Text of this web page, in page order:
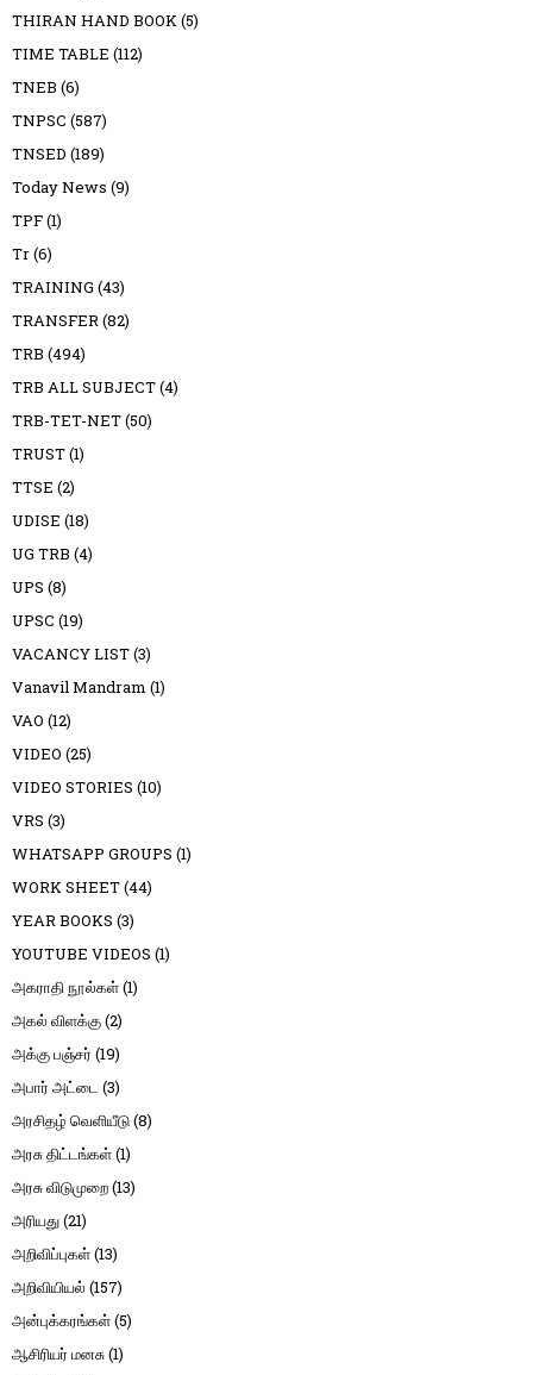
THIRAN HAND BOOK(5)
TIME TABLE (112)
TNEB (6)
TNPSC (587)
TNSED (189)
Today News (9)
TPF(1)
Tr(6)
TRAINING (43)
TRANSFER(82)
TRB (494)
TRB ALL SUBJECT(4)
TRB-TET-NET(50)
TRUST(1)
TTSE (2)
UDISE (18)
UG TRB (4)
UPS (8)
UPSC (19)
VACANCY LIST(3)
Vanavil Mandram (1)
VAO (12)
VIDEO (25)
VIDEO STORIES (10)
VRS (3)
WHATSAPP GROUPS (1)
WORK SHEET(44)
YEAR BOOKS (3)
YOUTUBE VIDEOS (1)
அகராதி நூல்கள்(1)
அகல் விளக்கு(2)
அக்கு பஞ்சர் (19)
அபார் அட்டை (3)
அரசிதழ் வெளியீடு(8)
அரசு திட்டங்கள்(1)
அரசு விடுமுறை(13)
அரியது(21)
அறிவிப்புகள்(13)
அறிவியியல் (157)
அன்புக்கரங்கள்(5)
ஆசிரியர் மனசு(1)